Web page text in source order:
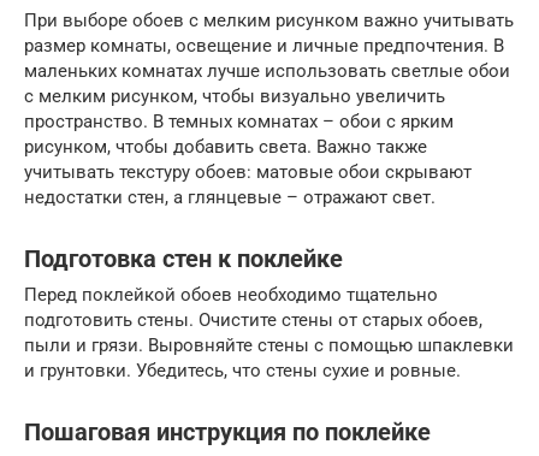
При выборе обоев с мелким рисунком важно учитывать
размер комнаты, освещение и личные предпочтения. В
маленьких комнатах лучше использовать светлые обои
с мелким рисунком, чтобы визуально увеличить
пространство. В темных комнатах – обои с ярким
рисунком, чтобы добавить света. Важно также
учитывать текстуру обоев: матовые обои скрывают
недостатки стен, а глянцевые – отражают свет.
Подготовка стен к поклейке
Перед поклейкой обоев необходимо тщательно
подготовить стены. Очистите стены от старых обоев,
пыли и грязи. Выровняйте стены с помощью шпаклевки
и грунтовки. Убедитесь, что стены сухие и ровные.
Пошаговая инструкция по поклейке